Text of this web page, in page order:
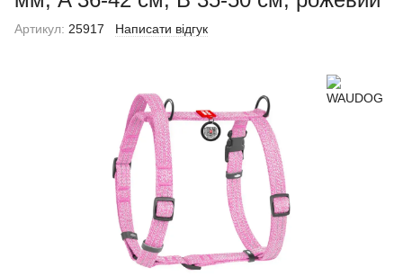
Артикул: 25917 Написати відгук